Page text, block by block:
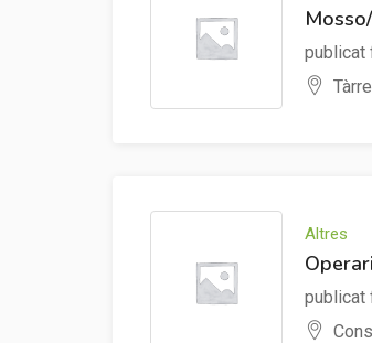
publicat
Altres
publicat